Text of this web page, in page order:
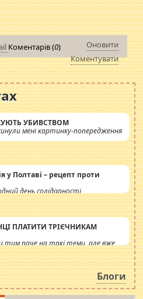
Коментарів (0)
Оновити
Коментувати
УБИВСТВОМ
мені картинку-попередження
у Полтаві – рецепт проти
день солідарності
ПЛАТИТИ ТРІЄЧНИКАМ
тим паче на такі теми, але вже
сьогоднішні інсенуації
питання. Штучно
соціальна катастрофа.
Блоги